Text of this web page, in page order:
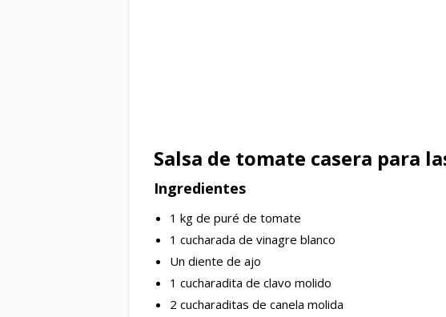
Salsa de tomate casera para
Ingredientes
1 kg de puré de tomate
1 cucharada de vinagre blanco
Un diente de ajo
1 cucharadita de clavo molido
2 cucharaditas de canela molida